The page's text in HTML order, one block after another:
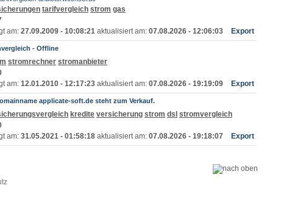
tarifvergleich strom gas
am: 27.09.2009 - 10:08:21 aktualisiert am: 07.08.2026 - 12:06:03 Export
- Offline
stromrechner stromanbieter
am: 12.01.2010 - 12:17:23 aktualisiert am: 07.08.2026 - 19:19:09 Export
applicate-soft.de steht zum Verkauf.
kredite versicherung strom dsl stromvergleich
am: 31.05.2021 - 01:58:18 aktualisiert am: 07.08.2026 - 19:18:07 Export